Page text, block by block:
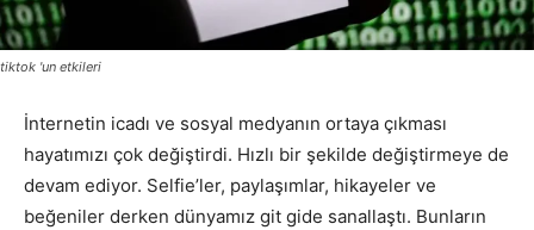
tiktok 'un etkileri
İnternetin icadı ve sosyal medyanın ortaya çıkması
hayatımızı çok değiştirdi. Hızlı bir şekilde değiştirmeye de
devam ediyor. Selfie’ler, paylaşımlar, hikayeler ve
beğeniler derken dünyamız git gide sanallaştı. Bunların